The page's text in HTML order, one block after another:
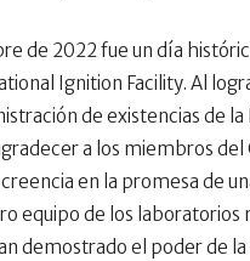
de 2022 fue un día
Ignition Facility. Al
de existencias de la
a los miembros
en la promesa de
equipo de los laboratorios
demostrado el poder de